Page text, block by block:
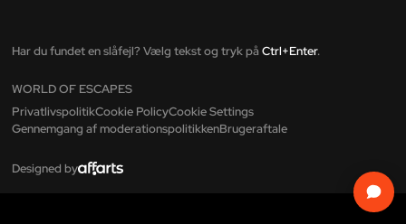
Har du fundet en slåfejl? Vælg tekst og tryk på Ctrl+Enter.
WORLD OF ESCAPES
PrivatlivspolitikCookie PolicyCookie Settings
Gennemgang af moderationspolitikkenBrugeraftale
Designed by